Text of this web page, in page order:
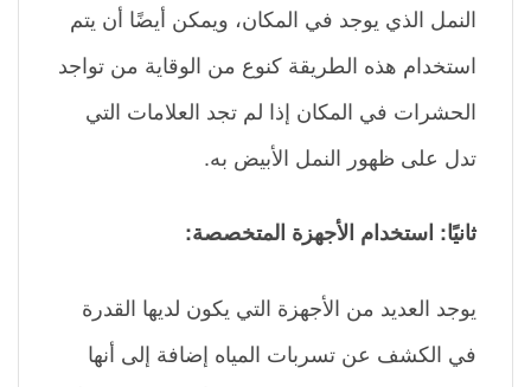
النمل الذي يوجد في المكان، ويمكن أيضًا أن يتم
استخدام هذه الطريقة كنوع من الوقاية من تواجد
الحشرات في المكان إذا لم تجد العلامات التي
تدل على ظهور النمل الأبيض به.
ثانيًا: استخدام الأجهزة المتخصصة:
يوجد العديد من الأجهزة التي يكون لديها القدرة
في الكشف عن تسربات المياه إضافة إلى أنها